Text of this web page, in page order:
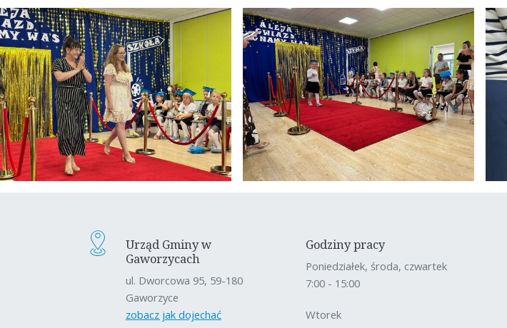
Urząd Gminy w
Gaworzycach
ul. Dworcowa 95, 59-180
Gaworzyce
zobacz jak dojechać
Godziny pracy
Poniedziałek, środa, czwartek
7:00 - 15:00
Wtorek